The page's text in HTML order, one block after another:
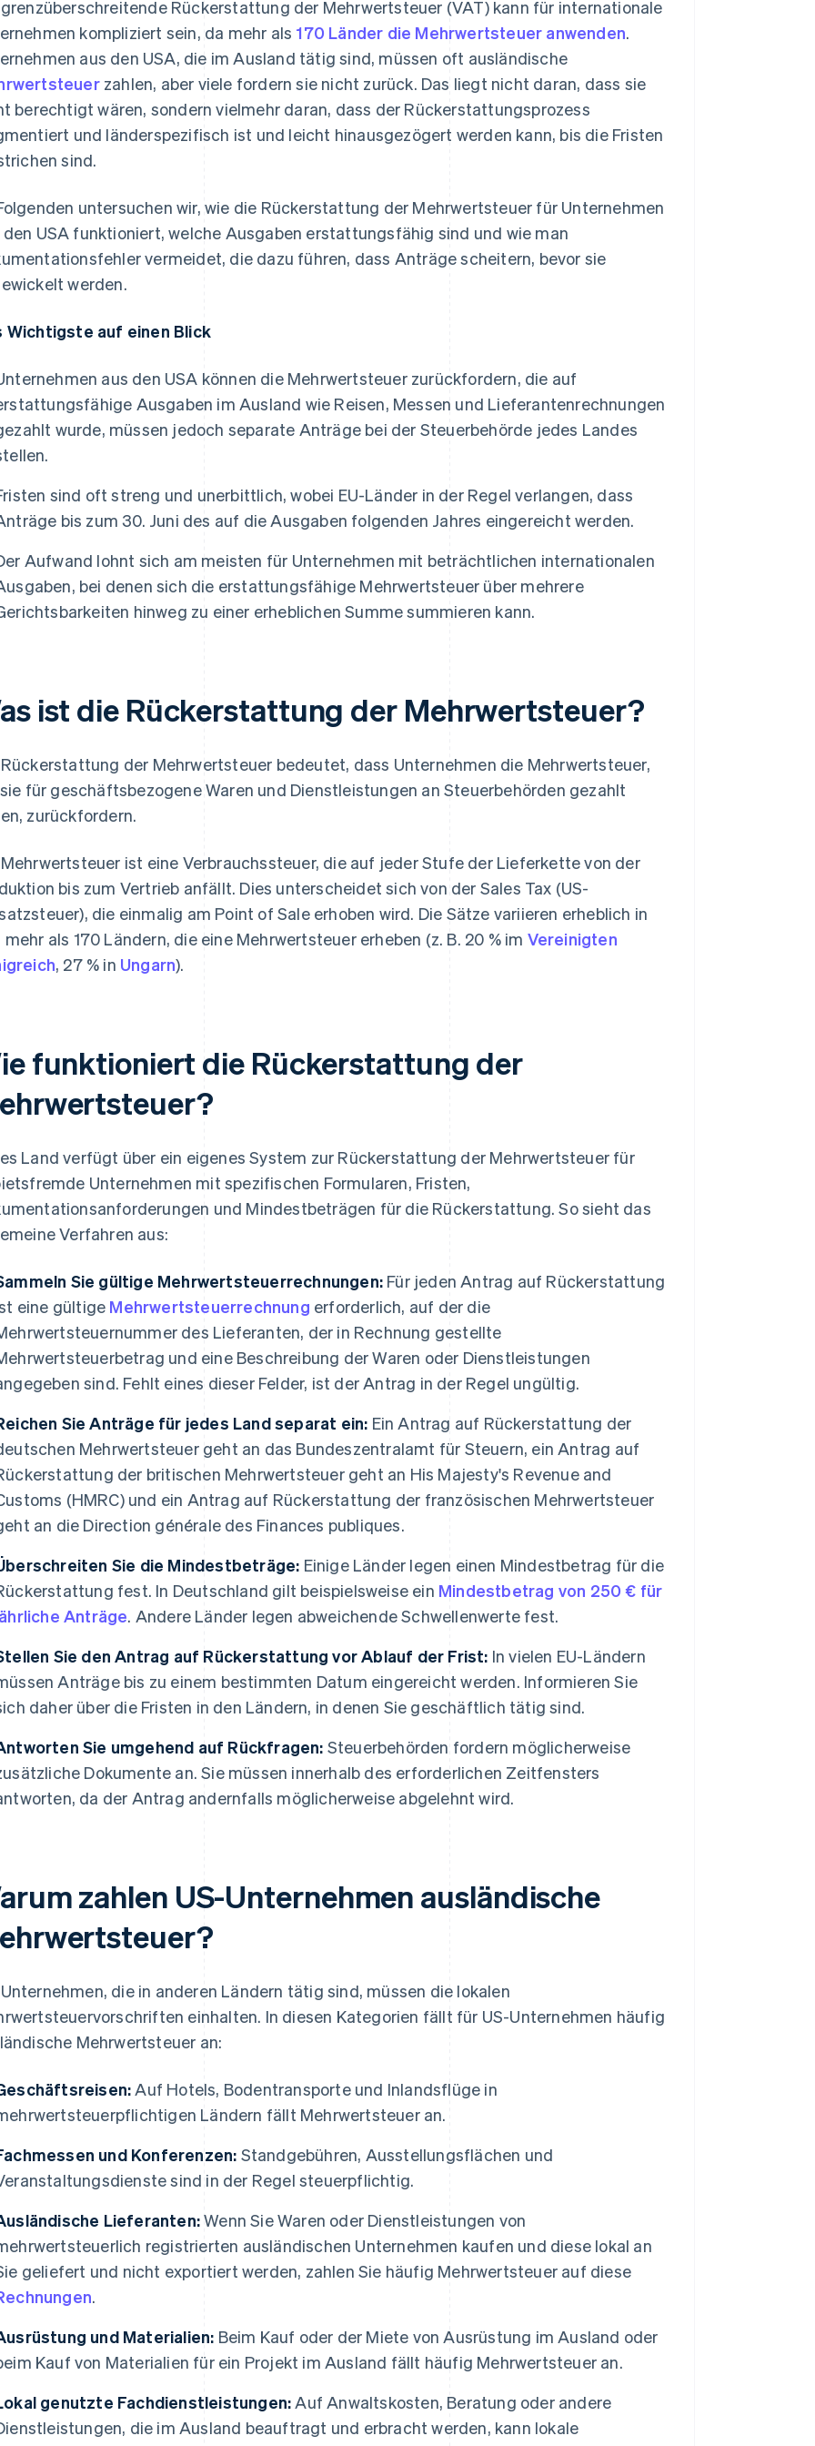
Rückerstattung der Mehrwertsteuer (VAT) kann für internationale
kompliziert sein, da mehr als 170 Länder die Mehrwertsteuer anwenden.
aus den USA, die im Ausland tätig sind, müssen oft ausländische
zahlen, aber viele fordern sie nicht zurück. Das liegt nicht daran, dass sie
berechtigt wären, sondern vielmehr daran, dass der Rückerstattungsprozess
und länderspezifisch ist und leicht hinausgezögert werden kann, bis die Fristen
sind.
untersuchen wir, wie die Rückerstattung der Mehrwertsteuer für Unternehmen
den USA funktioniert, welche Ausgaben erstattungsfähig sind und wie man
vermeidet, die dazu führen, dass Anträge scheitern, bevor sie
werden.
Wichtigste auf einen Blick
aus den USA können die Mehrwertsteuer zurückfordern, die auf
Ausgaben im Ausland wie Reisen, Messen und Lieferantenrechnungen
wurde, müssen jedoch separate Anträge bei der Steuerbehörde jedes Landes
sind oft streng und unerbittlich, wobei EU-Länder in der Regel verlangen, dass
bis zum 30. Juni des auf die Ausgaben folgenden Jahres eingereicht werden.
Aufwand lohnt sich am meisten für Unternehmen mit beträchtlichen internationalen
bei denen sich die erstattungsfähige Mehrwertsteuer über mehrere
hinweg zu einer erheblichen Summe summieren kann.
ist die Rückerstattung der Mehrwertsteuer?
der Mehrwertsteuer bedeutet, dass Unternehmen die Mehrwertsteuer,
für geschäftsbezogene Waren und Dienstleistungen an Steuerbehörden gezahlt
zurückfordern.
ist eine Verbrauchssteuer, die auf jeder Stufe der Lieferkette von der
bis zum Vertrieb anfällt. Dies unterscheidet sich von der Sales Tax (US-
die einmalig am Point of Sale erhoben wird. Die Sätze variieren erheblich in
mehr als 170 Ländern, die eine Mehrwertsteuer erheben (z. B. 20 % im Vereinigten
, 27 % in Ungarn).
funktioniert die Rückerstattung der
Land verfügt über ein eigenes System zur Rückerstattung der Mehrwertsteuer für
Unternehmen mit spezifischen Formularen, Fristen,
und Mindestbeträgen für die Rückerstattung. So sieht das
Verfahren aus:
Sie gültige Mehrwertsteuerrechnungen: Für jeden Antrag auf Rückerstattung
eine gültige Mehrwertsteuerrechnung erforderlich, auf der die
des Lieferanten, der in Rechnung gestellte
und eine Beschreibung der Waren oder Dienstleistungen
sind. Fehlt eines dieser Felder, ist der Antrag in der Regel ungültig.
Sie Anträge für jedes Land separat ein: Ein Antrag auf Rückerstattung der
Mehrwertsteuer geht an das Bundeszentralamt für Steuern, ein Antrag auf
der britischen Mehrwertsteuer geht an His Majesty's Revenue and
(HMRC) und ein Antrag auf Rückerstattung der französischen Mehrwertsteuer
an die Direction générale des Finances publiques.
Sie die Mindestbeträge: Einige Länder legen einen Mindestbetrag für die
fest. In Deutschland gilt beispielsweise ein Mindestbetrag von 250 € für
Anträge. Andere Länder legen abweichende Schwellenwerte fest.
Sie den Antrag auf Rückerstattung vor Ablauf der Frist: In vielen EU-Ländern
Anträge bis zu einem bestimmten Datum eingereicht werden. Informieren Sie
daher über die Fristen in den Ländern, in denen Sie geschäftlich tätig sind.
Sie umgehend auf Rückfragen: Steuerbehörden fordern möglicherweise
Dokumente an. Sie müssen innerhalb des erforderlichen Zeitfensters
da der Antrag andernfalls möglicherweise abgelehnt wird.
zahlen US-Unternehmen ausländische
die in anderen Ländern tätig sind, müssen die lokalen
einhalten. In diesen Kategorien fällt für US-Unternehmen häufig
Mehrwertsteuer an:
Auf Hotels, Bodentransporte und Inlandsflüge in
Ländern fällt Mehrwertsteuer an.
und Konferenzen: Standgebühren, Ausstellungsflächen und
sind in der Regel steuerpflichtig.
Lieferanten:Wenn Sie Waren oder Dienstleistungen von
registrierten ausländischen Unternehmen kaufen und diese lokal an
geliefert und nicht exportiert werden, zahlen Sie häufig Mehrwertsteuer auf diese
.
und Materialien: Beim Kauf oder der Miete von Ausrüstung im Ausland oder
Kauf von Materialien für ein Projekt im Ausland fällt häufig Mehrwertsteuer an.
genutzte Fachdienstleistungen: Auf Anwaltskosten, Beratung oder andere
die im Ausland beauftragt und erbracht werden, kann lokale